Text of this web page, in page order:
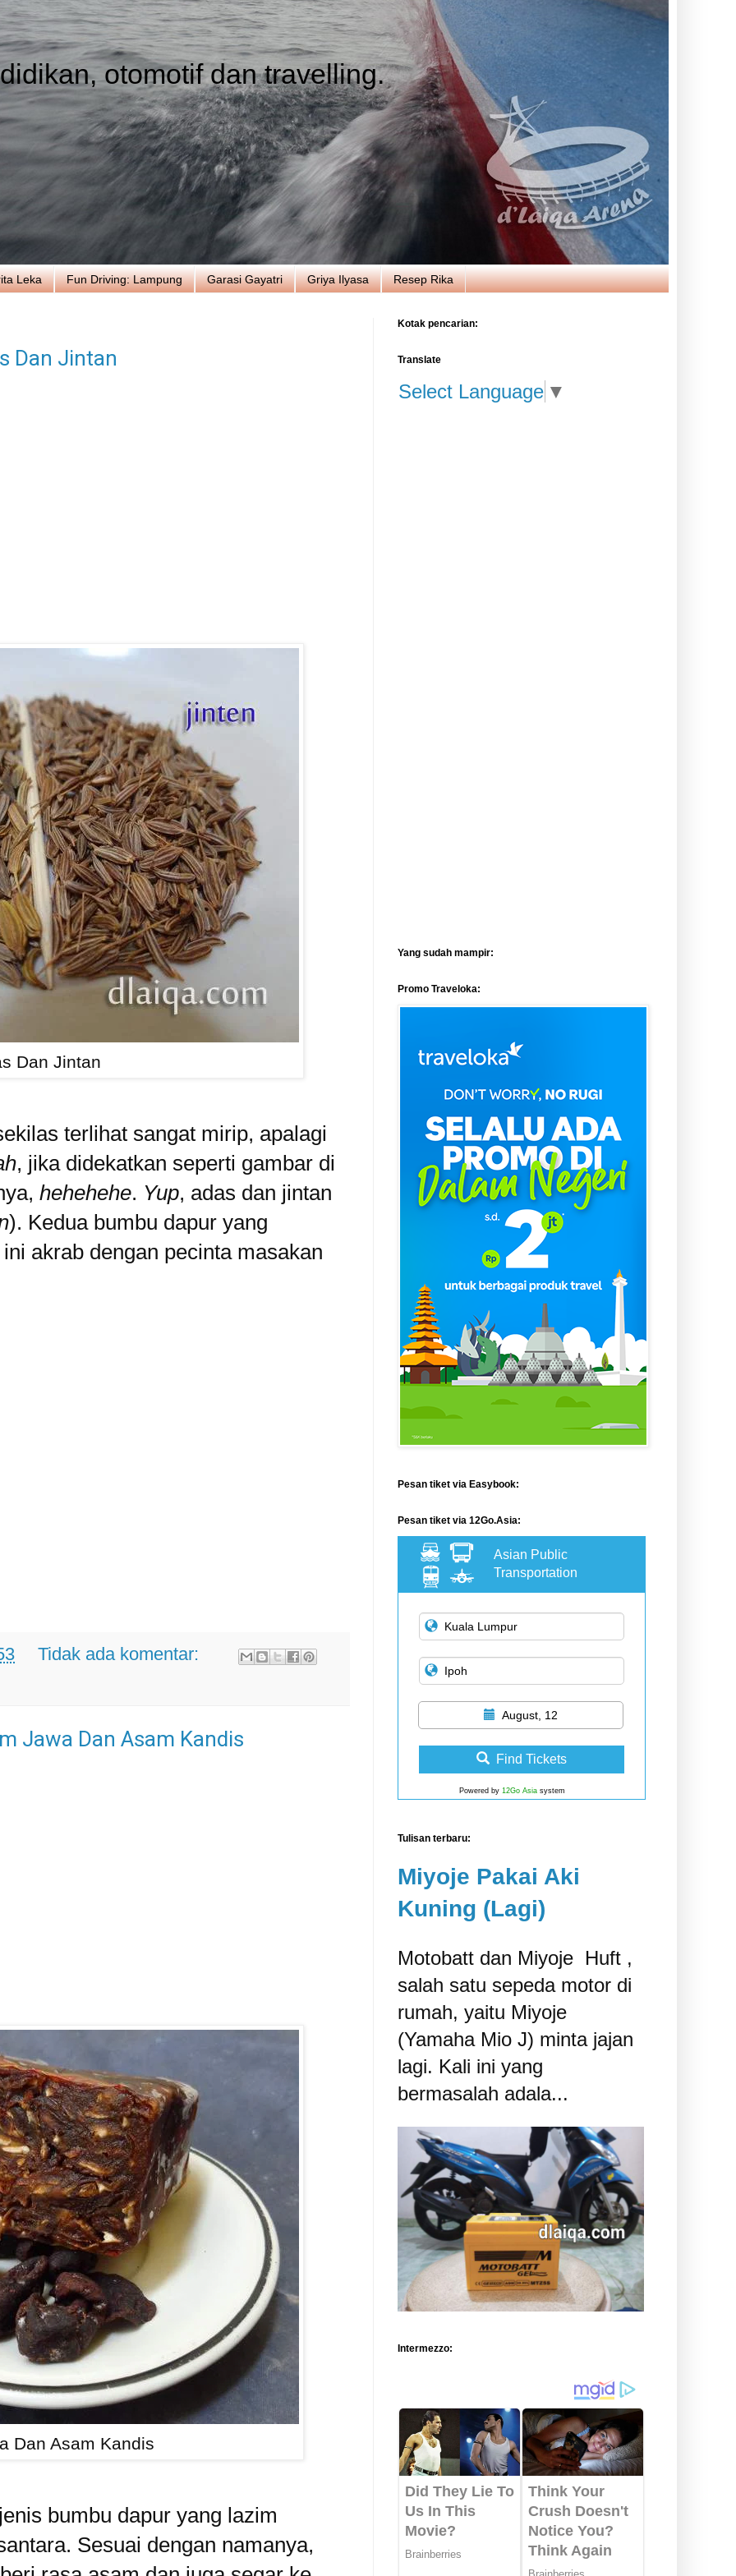
otomotif dan travelling.
Leka Fun Driving: Lampung Garasi Gayatri Griya Ilyasa Resep Rika
Dan Jintan
Dan Jintan
terlihat sangat mirip, apalagi
, jika didekatkan seperti gambar di
hehehehe. Yup, adas dan jintan
). Kedua bumbu dapur yang
akrab dengan pecinta masakan
Tidak ada komentar:
Jawa Dan Asam Kandis
Dan Asam Kandis
bumbu dapur yang lazim
Sesuai dengan namanya,
Kotak pencarian:
Translate
Select Language ▼
Yang sudah mampir:
Promo Traveloka:
Pesan tiket via Easybook:
Pesan tiket via 12Go.Asia:
Asian Public
Transportation
August, 12
Find Tickets
Powered by 12Go Asia system
Tulisan terbaru:
Miyoje Pakai Aki
Kuning (Lagi)
Motobatt dan Miyoje ‎ Huft ,
salah satu sepeda motor di
rumah, yaitu Miyoje
(Yamaha Mio J) minta jajan
lagi. Kali ini yang
bermasalah adala...
Intermezzo: